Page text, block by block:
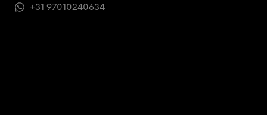
+31 97010240634